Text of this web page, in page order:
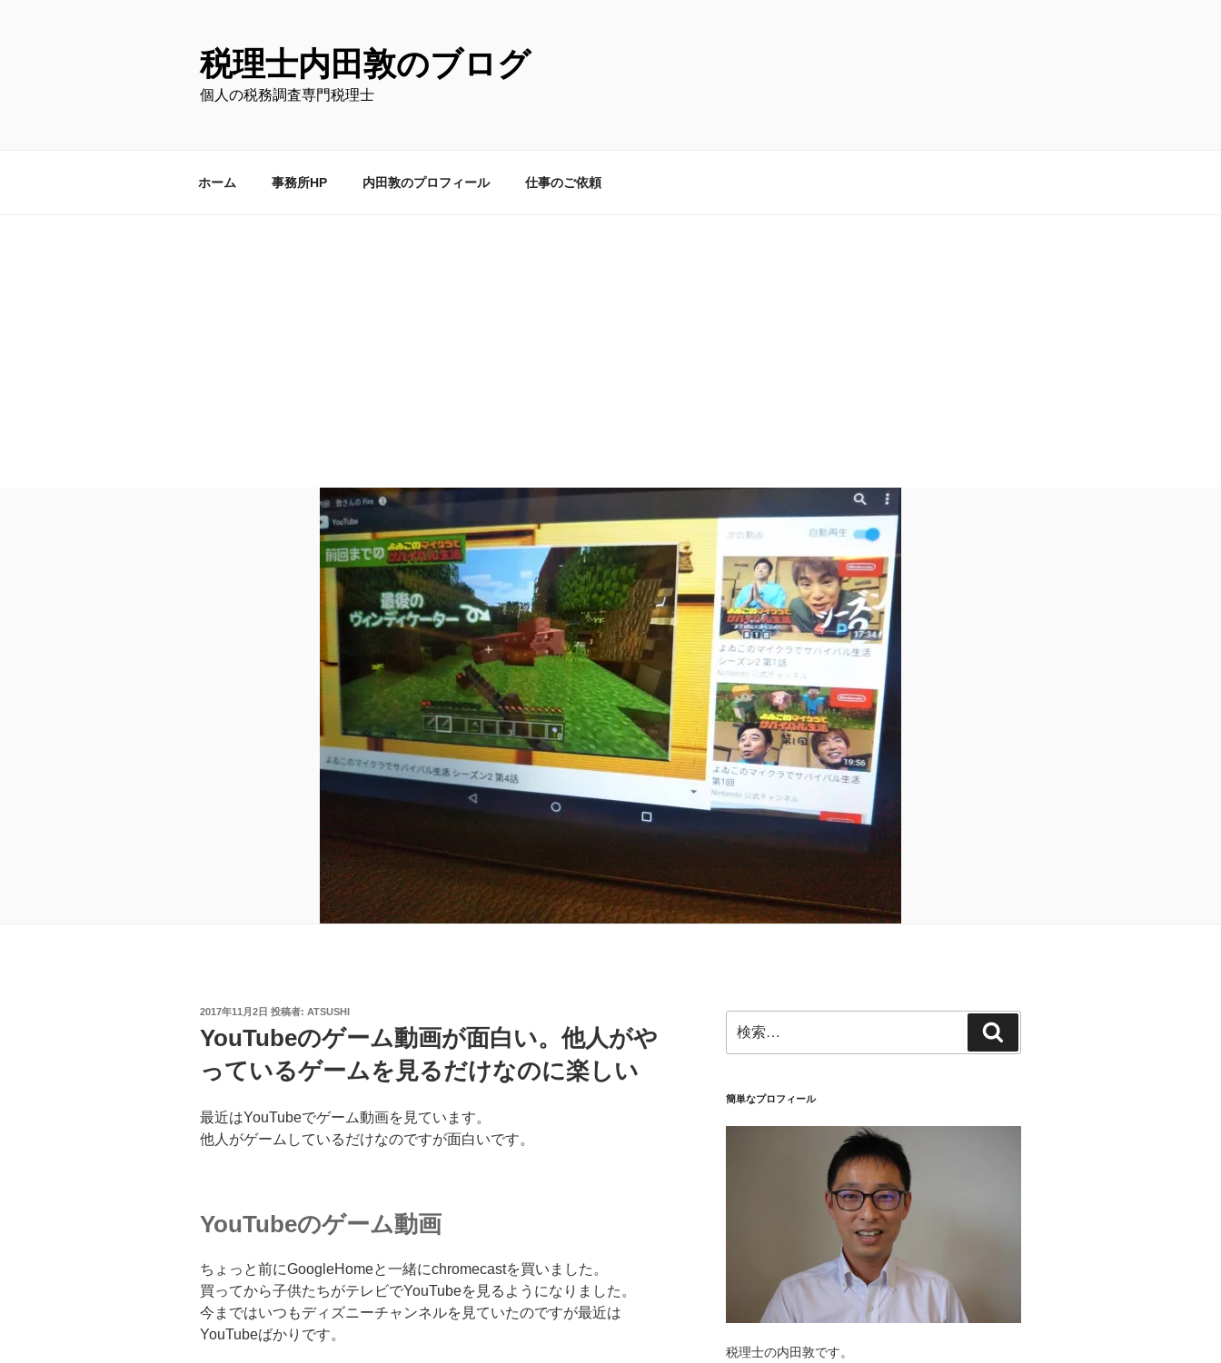
税理士内田敦のブログ
個人の税務調査専門税理士
ホーム 事務所HP 内田敦のプロフィール 仕事のご依頼
投
日:
2017年11月2日 投稿者: ATSUSHI
YouTubeのゲーム動画が面白い。他人がや
っているゲームを見るだけなのに楽しい
最近はYouTubeでゲーム動画を見ています。
他人がゲームしているだけなのですが面白いです。
YouTubeのゲーム動画
ちょっと前にGoogleHomeと一緒にchromecastを買いました。
買ってから子供たちがテレビでYouTubeを見るようになりました。
今まではいつもディズニーチャンネルを見ていたのですが最近は
YouTubeばかりです。
索:
索
簡単なプロフィール
税理士の内田敦です。